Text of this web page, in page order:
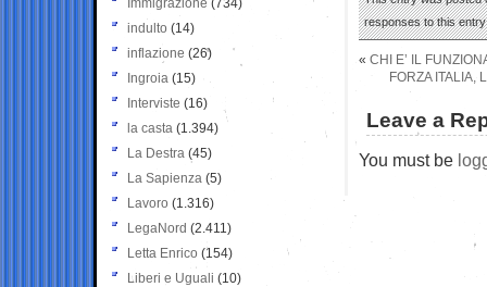
responses to this
« CHI E’ IL
FORZA ITALIA,
Leave a
You must be
Immigrazione (734)
indulto (14)
inflazione (26)
Ingroia (15)
Interviste (16)
la casta (1.394)
La Destra (45)
La Sapienza (5)
Lavoro (1.316)
LegaNord (2.411)
Letta Enrico (154)
Liberi e Uguali (10)